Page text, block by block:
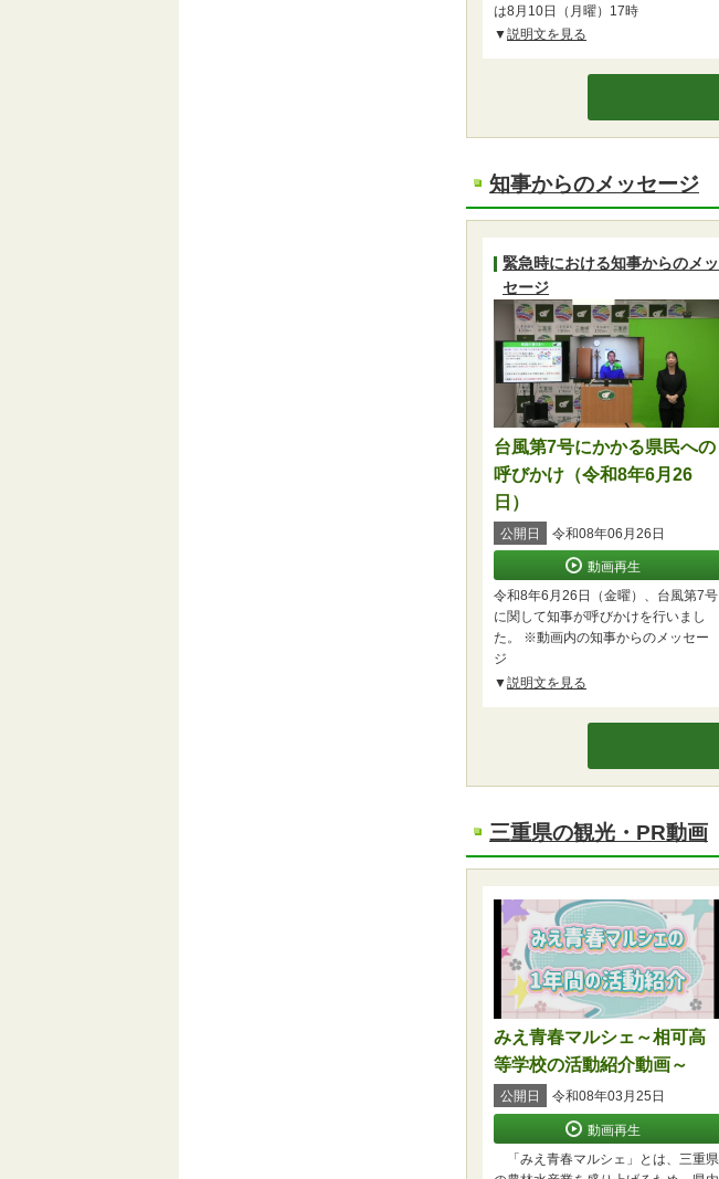
は8月10日（月曜）17時
説明文を見る
知事からのメッセージ
緊急時における知事からのメッ
セージ
台風第7号にかかる県民への
呼びかけ（令和8年6月26
日）
公開日 令和08年06月26日
動画再生
令和8年6月26日（金曜）、台風第7号
に関して知事が呼びかけを行いまし
た。 ※動画内の知事からのメッセー
ジ
説明文を見る
三重県の観光・PR動画
みえ青春マルシェ～相可高
等学校の活動紹介動画～
公開日 令和08年03月25日
動画再生
「みえ青春マルシェ」とは、三重県